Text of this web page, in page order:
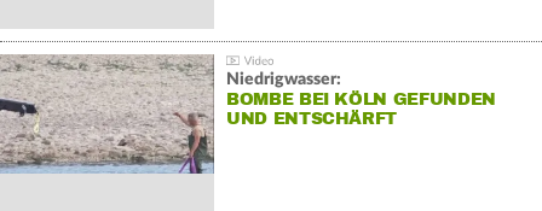
Niedrigwasser:
BOMBE BEI KÖLN GEFUNDEN
UND ENTSCHÄRFT